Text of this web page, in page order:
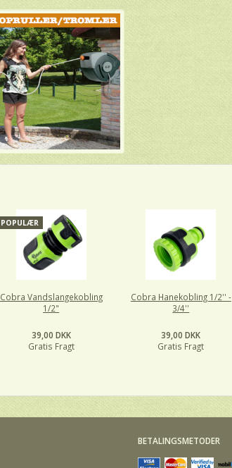
POPULÆR
Cobra Vandslangekobling
1/2"
39,00 DKK
Gratis Fragt
Cobra Hanekobling 1/2'' -
3/4''
39,00 DKK
Gratis Fragt
BETALINGSMETODER